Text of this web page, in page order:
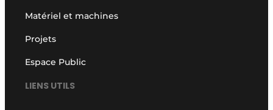
Matériel et machines
Projets
Espace Public
LIENS UTILS